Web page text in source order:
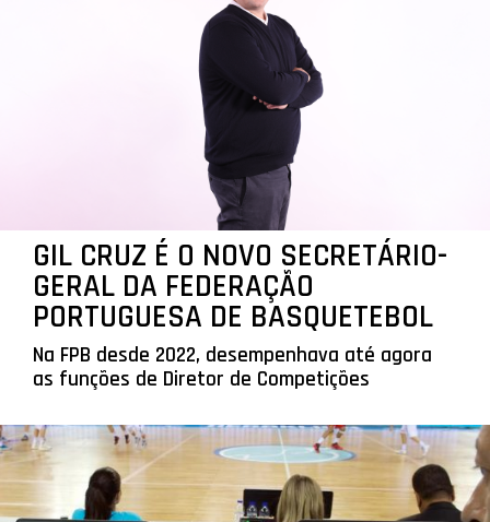
GIL CRUZ É O NOVO SECRETÁRIO-
GERAL DA FEDERAÇÃO
PORTUGUESA DE BASQUETEBOL
Na FPB desde 2022, desempenhava até agora
as funções de Diretor de Competições